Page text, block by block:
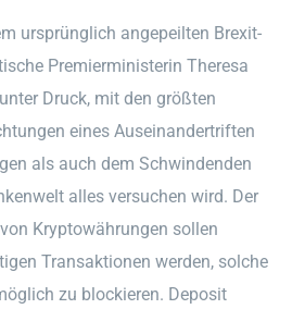
ursprünglich angepeilten Brexit-
Premierministerin Theresa
Druck, mit den größten
eines Auseinandertriften
als auch dem Schwindenden
alles versuchen wird. Der
Kryptowährungen sollen
Transaktionen werden, solche
zu blockieren. Deposit